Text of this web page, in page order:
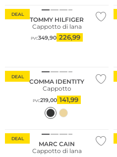
DEAL
TOMMY HILFIGER
Cappotto di lana
PVC349,90 226,99
DEAL
COMMA IDENTITY
Cappotto
PVC219,00 141,99
DEAL
MARC CAIN
Cappotto di lana